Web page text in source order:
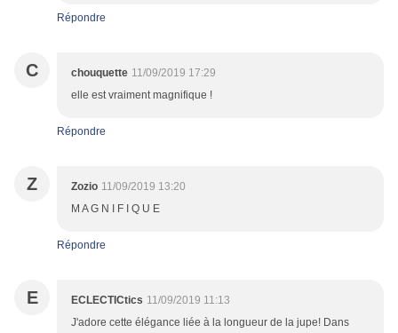
Répondre
C chouquette 11/09/2019 17:29
elle est vraiment magnifique !
Répondre
Z Zozio 11/09/2019 13:20
M A G N I F I Q U E
Répondre
E ECLECTICtics 11/09/2019 11:13
J'adore cette élégance liée à la longueur de la jupe! Dans